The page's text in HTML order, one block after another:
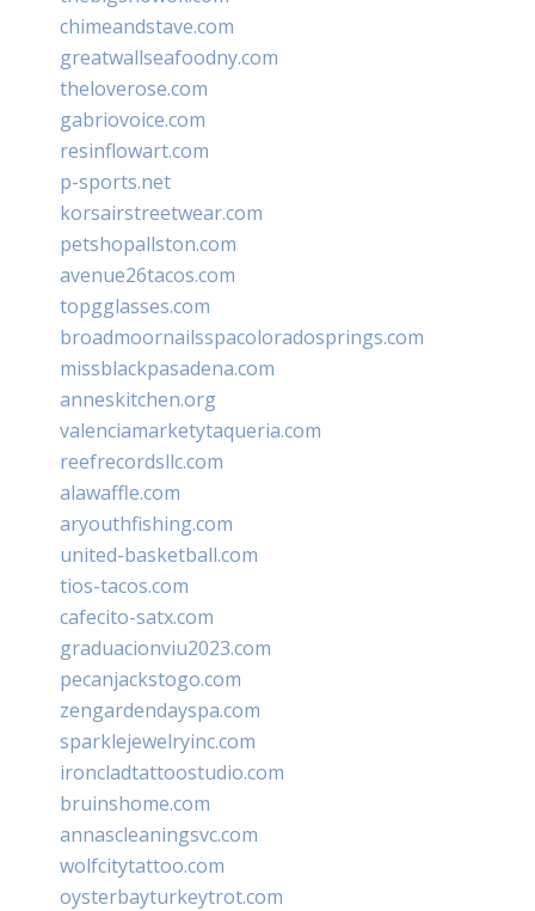
chimeandstave.com
greatwallseafoodny.com
theloverose.com
gabriovoice.com
resinflowart.com
p-sports.net
korsairstreetwear.com
petshopallston.com
avenue26tacos.com
topgglasses.com
broadmoornailsspacoloradosprings.com
missblackpasadena.com
anneskitchen.org
valenciamarketytaqueria.com
reefrecordsllc.com
alawaffle.com
aryouthfishing.com
united-basketball.com
tios-tacos.com
cafecito-satx.com
graduacionviu2023.com
pecanjackstogo.com
zengardendayspa.com
sparklejewelryinc.com
ironcladtattoostudio.com
bruinshome.com
annascleaningsvc.com
wolfcitytattoo.com
oysterbayturkeytrot.com